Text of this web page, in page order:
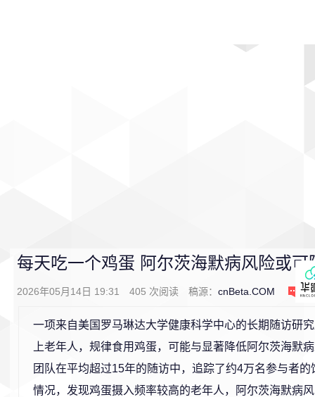
每天吃一个鸡蛋 阿尔茨海默病风险或可
2026年05月14日 19:31 405 次阅读 稿源： cnBeta.COM 0
一项来自美国罗马琳达大学健康科学中心的长期随访研
上老年人，规律食用鸡蛋，可能与显著降低阿尔茨海默
团队在平均超过15年的随访中，追踪了约4万名参与者
情况，发现鸡蛋摄入频率较高的老年人，阿尔茨海默病